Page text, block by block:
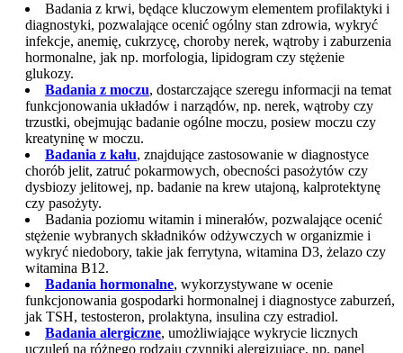
Badania z krwi, będące kluczowym elementem profilaktyki i
diagnostyki, pozwalające ocenić ogólny stan zdrowia, wykryć
infekcje, anemię, cukrzycę, choroby nerek, wątroby i zaburzenia
hormonalne, jak np. morfologia, lipidogram czy stężenie
glukozy.
Badania z moczu, dostarczające szeregu informacji na temat
funkcjonowania układów i narządów, np. nerek, wątroby czy
trzustki, obejmując badanie ogólne moczu, posiew moczu czy
kreatyninę w moczu.
Badania z kału, znajdujące zastosowanie w diagnostyce
chorób jelit, zatruć pokarmowych, obecności pasożytów czy
dysbiozy jelitowej, np. badanie na krew utajoną, kalprotektynę
czy pasożyty.
Badania poziomu witamin i minerałów, pozwalające ocenić
stężenie wybranych składników odżywczych w organizmie i
wykryć niedobory, takie jak ferrytyna, witamina D3, żelazo czy
witamina B12.
Badania hormonalne, wykorzystywane w ocenie
funkcjonowania gospodarki hormonalnej i diagnostyce zaburzeń,
jak TSH, testosteron, prolaktyna, insulina czy estradiol.
Badania alergiczne, umożliwiające wykrycie licznych
uczuleń na różnego rodzaju czynniki alergizujące, np. panel